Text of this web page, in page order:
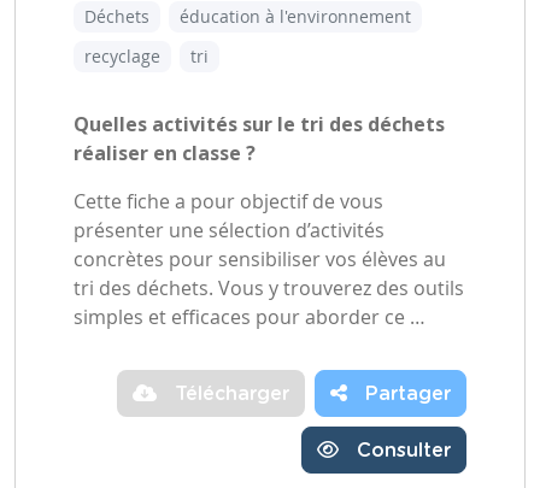
Déchets
éducation à l'environnement
recyclage
tri
Quelles activités sur le tri des déchets
réaliser en classe ?
Cette fiche a pour objectif de vous
présenter une sélection d’activités
concrètes pour sensibiliser vos élèves au
tri des déchets. Vous y trouverez des outils
simples et efficaces pour aborder ce …
Télécharger Partager
Consulter